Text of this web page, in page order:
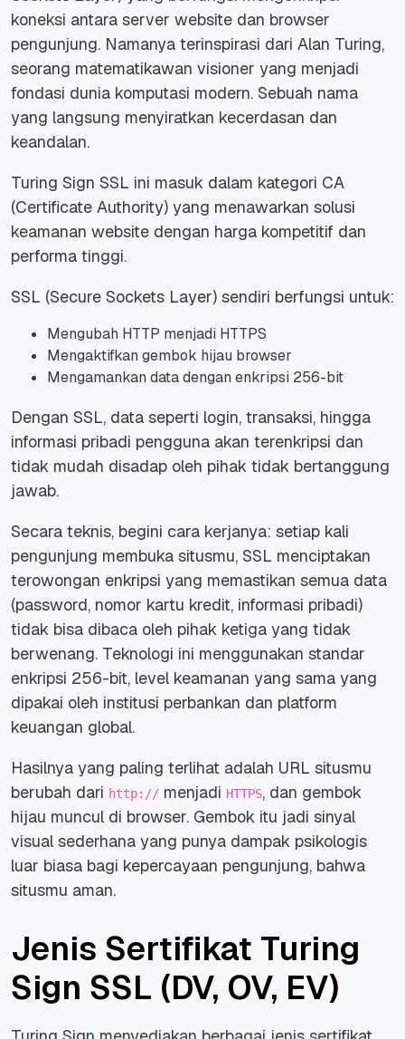
koneksi antara server website dan browser
pengunjung. Namanya terinspirasi dari Alan Turing,
seorang matematikawan visioner yang menjadi
fondasi dunia komputasi modern. Sebuah nama
yang langsung menyiratkan kecerdasan dan
keandalan.
Turing Sign SSL ini masuk dalam kategori CA
(Certificate Authority) yang menawarkan solusi
keamanan website dengan harga kompetitif dan
performa tinggi.
SSL (Secure Sockets Layer) sendiri berfungsi untuk:
Mengubah HTTP menjadi HTTPS
Mengaktifkan gembok hijau browser
Mengamankan data dengan enkripsi 256-bit
Dengan SSL, data seperti login, transaksi, hingga
informasi pribadi pengguna akan terenkripsi dan
tidak mudah disadap oleh pihak tidak bertanggung
jawab.
Secara teknis, begini cara kerjanya: setiap kali
pengunjung membuka situsmu, SSL menciptakan
terowongan enkripsi yang memastikan semua data
(password, nomor kartu kredit, informasi pribadi)
tidak bisa dibaca oleh pihak ketiga yang tidak
berwenang. Teknologi ini menggunakan standar
enkripsi 256-bit, level keamanan yang sama yang
dipakai oleh institusi perbankan dan platform
keuangan global.
Hasilnya yang paling terlihat adalah URL situsmu
berubah dari http:// menjadi HTTPS, dan gembok
hijau muncul di browser. Gembok itu jadi sinyal
visual sederhana yang punya dampak psikologis
luar biasa bagi kepercayaan pengunjung, bahwa
situsmu aman.
Jenis Sertifikat Turing
Sign SSL (DV, OV, EV)